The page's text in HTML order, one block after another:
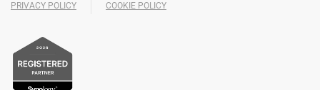
PRIVACY POLICY COOKIE POLICY